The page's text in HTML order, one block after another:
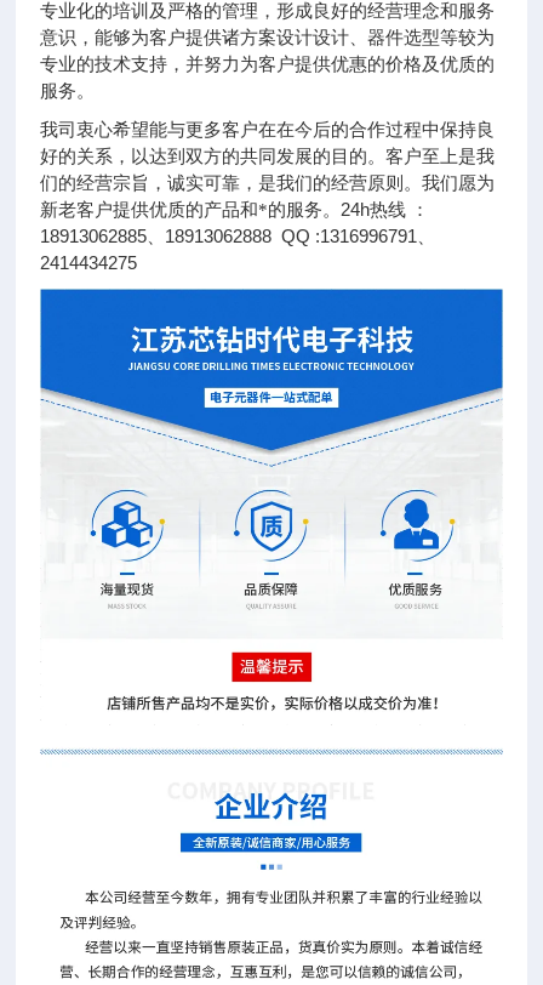
专业化的培训及严格的管理，形成良好的经营理念和服务
意识，能够为客户提供诸方案设计设计、器件选型等较为
专业的技术支持，并努力为客户提供优惠的价格及优质的
服务。
我司衷心希望能与更多客户在在今后的合作过程中保持良
好的关系，以达到双方的共同发展的目的。客户至上是我
们的经营宗旨，诚实可靠，是我们的经营原则。我们愿为
新老客户提供优质的产品和*的服务。 24h热线 ：
18913062885 18913062888 QQ :1316996791
2414434275